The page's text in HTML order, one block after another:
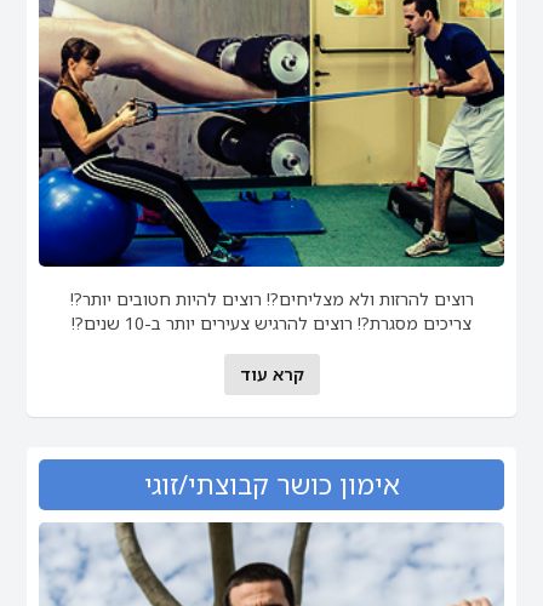
רוצים להרזות ולא מצליחים?! רוצים להיות חטובים יותר?!
צריכים מסגרת?! רוצים להרגיש צעירים יותר ב-10 שנים?!
קרא עוד
אימון כושר קבוצתי/זוגי